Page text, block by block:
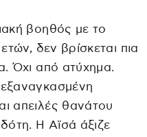
βοηθός με το
δεν βρίσκεται πια
Όχι από ατύχημα.
απειλές θανάτου
Η Αϊσά άξιζε